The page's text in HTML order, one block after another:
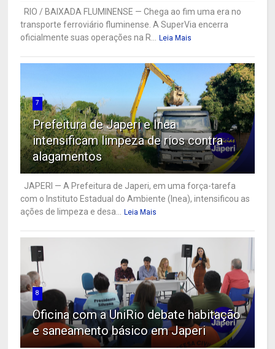
RIO / BAIXADA FLUMINENSE — Chega ao fim uma era no
transporte ferroviário fluminense. A SuperVia encerra
oficialmente suas operações na R...
Leia Mais
7
Prefeitura de Japeri e Inea
intensificam limpeza de rios contra
alagamentos
JAPERI — A Prefeitura de Japeri, em uma força-tarefa
com o Instituto Estadual do Ambiente (Inea), intensificou as
ações de limpeza e desa...
Leia Mais
8
Oficina com a UniRio debate habitação
e saneamento básico em Japeri